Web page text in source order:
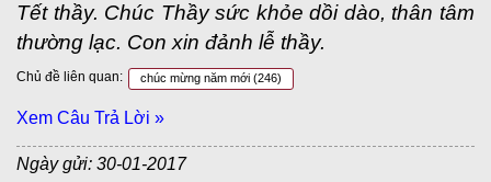
Tết thầy. Chúc Thầy sức khỏe dồi dào, thân tâm
thường lạc. Con xin đảnh lễ thầy.
Chủ đề liên quan: chúc mừng năm mới (246)
Xem Câu Trả Lời »
Ngày gửi: 30-01-2017